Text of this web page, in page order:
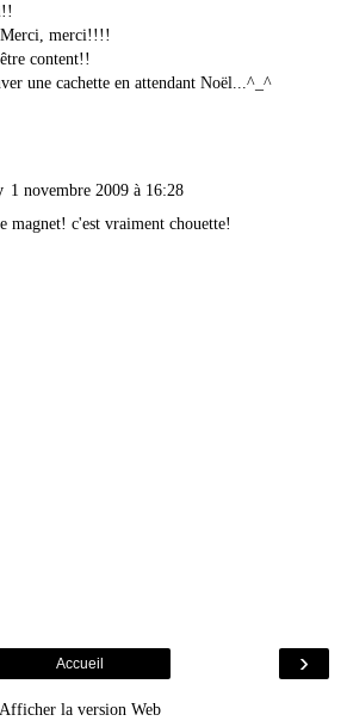
merci!!!!
content!!
une cachette en attendant Noël...^_^
1 novembre 2009 à 16:28
magnet! c'est vraiment chouette!
›
Accueil
Afficher la version Web